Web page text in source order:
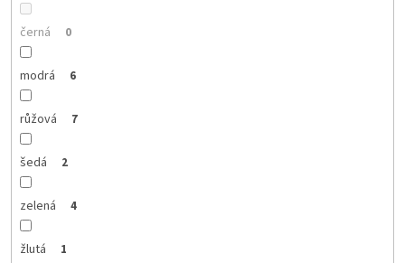
černá 0
modrá 6
růžová 7
šedá 2
zelená 4
žlutá 1